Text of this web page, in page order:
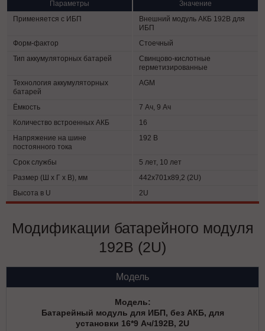
Параметры
Значение
Применяется с ИБП
Внешний модуль АКБ 192В для
ИБП
Форм-фактор
Стоечный
Тип аккумуляторных батарей
Свинцово-кислотные
герметизированные
Технология аккумуляторных
батарей
AGM
Ёмкость
7 Ач, 9 Ач
Количество встроенных АКБ
16
Напряжение на шине
постоянного тока
192 В
Срок службы
5 лет, 10 лет
Размер (Ш х Г х В), мм
442x701x89,2 (2U)
Высота в U
2U
Модификации батарейного модуля
192В (2U)
Модель
Батарейный модуль для ИБП, без АКБ, для
установки 16*9 Ач/192В, 2U